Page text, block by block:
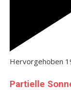
Hervorgehoben
Partielle